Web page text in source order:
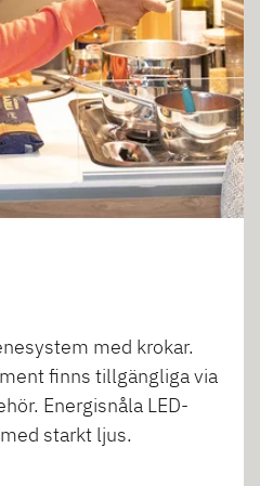
med krokar.
finns tillgängliga via
Energisnåla LED-
starkt ljus.